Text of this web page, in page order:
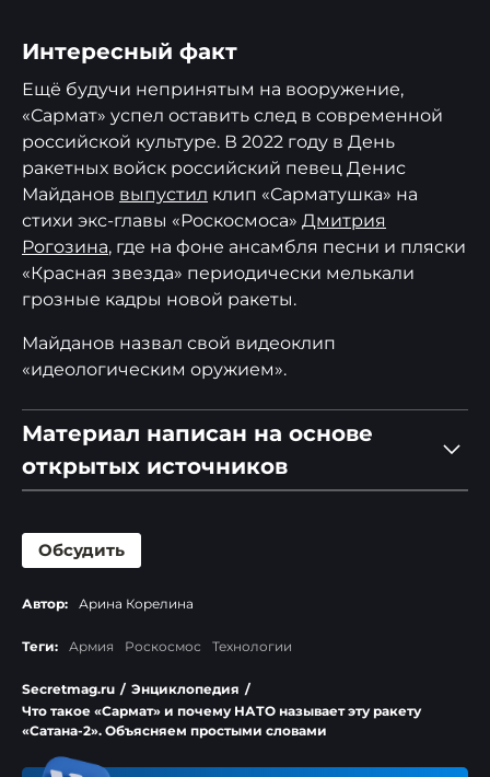
Интересный факт
Ещё будучи непринятым на вооружение,
«Сармат» успел оставить след в современной
российской культуре. В 2022 году в День
ракетных войск российский певец Денис
Майданов выпустил клип «Сарматушка» на
стихи экс-главы «Роскосмоса» Дмитрия
Рогозина, где на фоне ансамбля песни и пляски
«Красная звезда» периодически мелькали
грозные кадры новой ракеты.
Майданов назвал свой видеоклип
«идеологическим оружием».
Материал написан на основе
открытых источников
1
rg.ru
regnum.ru
mk.ru
lenta.ru
ria.ru
Обсудить
Автор: Арина Корелина
Теги: Армия Роскосмос Технологии
Secretmag.ru / Энциклопедия /
Что такое «Сармат» и почему НАТО называет эту ракету
«Сатана-2». Объясняем простыми словами